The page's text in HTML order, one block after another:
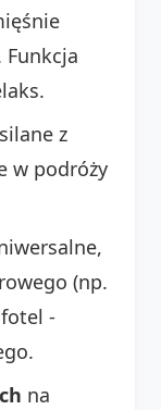
Funkcja
z
w podróży
(np.
-
na